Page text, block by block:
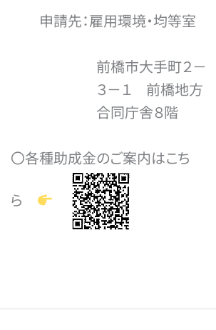
申請先：雇用環境・均等室
前橋市大手町２－
３－１ 前橋地方
合同庁舎８階
〇各種助成金のご案内はこち
ら